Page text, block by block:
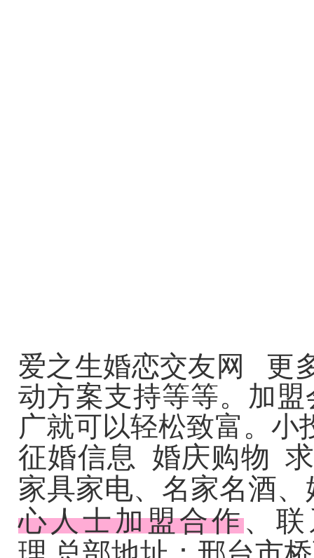
爱之生婚恋交友网 更
动方案支持等等。加
广就可以轻松致富。小
征婚信息 婚庆购物
家具家电、名家名酒
心人士加盟合作、联